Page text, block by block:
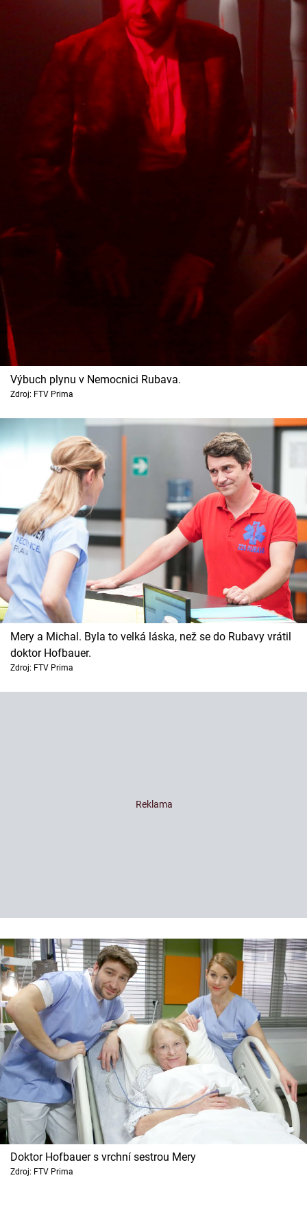
Výbuch plynu v Nemocnici Rubava.
Zdroj: FTV Prima
Mery a Michal. Byla to velká láska, než se do Rubavy vrátil
doktor Hofbauer.
Zdroj: FTV Prima
Doktor Hofbauer s vrchní sestrou Mery
Zdroj: FTV Prima